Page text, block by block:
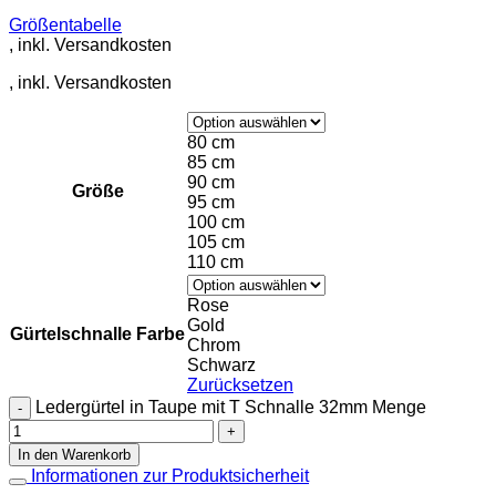
Größentabelle
Größe
80 cm
85 cm
90 cm
95 cm
100 cm
105 cm
110 cm
Gürtelschnalle Farbe
Rose
Gold
Chrom
Schwarz
Zurücksetzen
Ledergürtel in Taupe mit T Schnalle 32mm Menge
In den Warenkorb
Informationen zur Produktsicherheit